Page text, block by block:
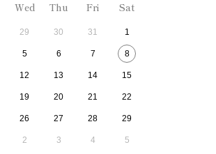
Wed Thu Fri Sat
29 30 31 1
5 6 7 8
12 13 14 15
19 20 21 22
26 27 28 29
2 3 4 5